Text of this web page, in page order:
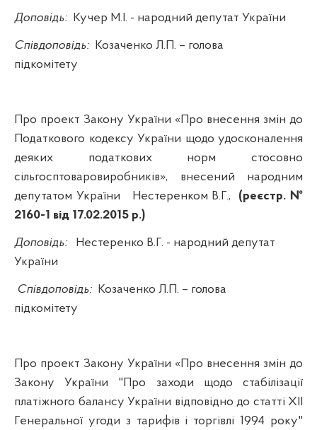
Доповідь: Кучер М.І. - народний депутат України
Співдоповідь: Козаченко Л.П. – голова
підкомітету
Про проект Закону України «Про внесення змін до
Податкового кодексу України щодо удосконалення
деяких податкових норм стосовно
сільгосптоваровиробників»,
внесений
народним
депутатом України
Нестеренком В.Г.,
(реєстр. №
2160-1 від 17.02.2015 р.)
Доповідь: Нестеренко В.Г. - народний депутат
України
Співдоповідь: Козаченко Л.П. – голова
підкомітету
Про проект Закону України «Про внесення змін до
Закону України "Про заходи щодо стабілізації
платіжного балансу України відповідно до статті XII
Генеральної угоди з тарифів і торгівлі 1994 року"